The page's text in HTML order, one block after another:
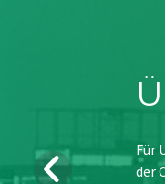
Für
der